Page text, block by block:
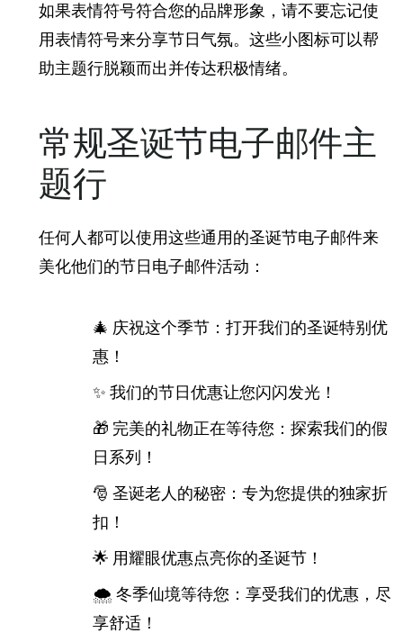
如果表情符号符合您的品牌形象，请不要忘记使
用表情符号来分享节日气氛。这些小图标可以帮
助主题行脱颖而出并传达积极情绪。
常规圣诞节电子邮件主
题行
任何人都可以使用这些通用的圣诞节电子邮件来
美化他们的节日电子邮件活动：
🎄 庆祝这个季节：打开我们的圣诞特别优
惠！
✨ 我们的节日优惠让您闪闪发光！
🎁 完美的礼物正在等待您：探索我们的假
日系列！
🎅 圣诞老人的秘密：专为您提供的独家折
扣！
🌟 用耀眼优惠点亮你的圣诞节！
🌨️ 冬季仙境等待您：享受我们的优惠，尽
享舒适！